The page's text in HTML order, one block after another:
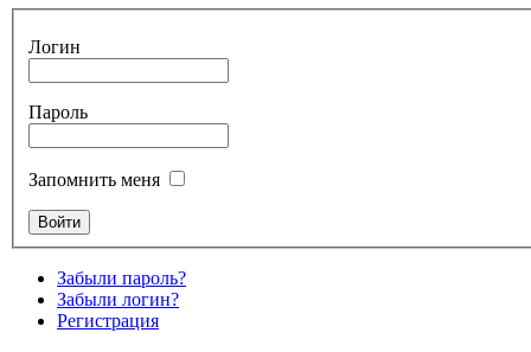
Логин
Пароль
Запомнить меня
Забыли пароль?
Забыли логин?
Регистрация